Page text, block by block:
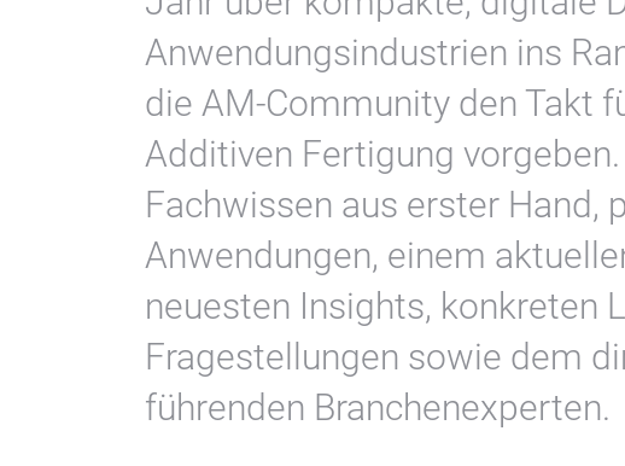
Anwendungsindustrien ins
die AM‑Community den Takt
Additiven Fertigung
Fachwissen aus erster Hand,
Anwendungen, einem
neuesten Insights, konkreten
Fragestellungen sowie dem
führenden Branchenexperten.